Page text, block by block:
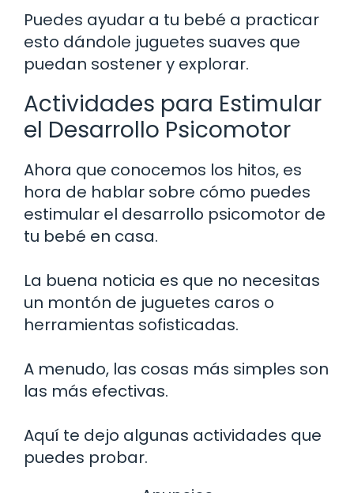
Puedes ayudar a tu bebé a practicar
esto dándole juguetes suaves que
puedan sostener y explorar.
Actividades para Estimular
el Desarrollo Psicomotor
Ahora que conocemos los hitos, es
hora de hablar sobre cómo puedes
estimular el desarrollo psicomotor de
tu bebé en casa.
La buena noticia es que no necesitas
un montón de juguetes caros o
herramientas sofisticadas.
A menudo, las cosas más simples son
las más efectivas.
Aquí te dejo algunas actividades que
puedes probar.